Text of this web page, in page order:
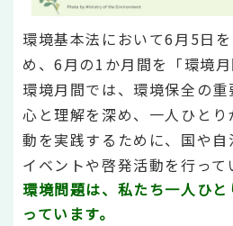
環境基本法において6月5日
め、6月の1か月間を「環境月
環境月間では、環境保全の
心と理解を深め、一人ひと
動を実践するために、国や
イベントや啓発活動を行って
環境問題は、私たち一人ひ
っています。